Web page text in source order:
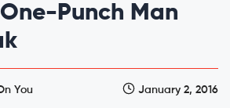
Punch Man
You January 2, 2016